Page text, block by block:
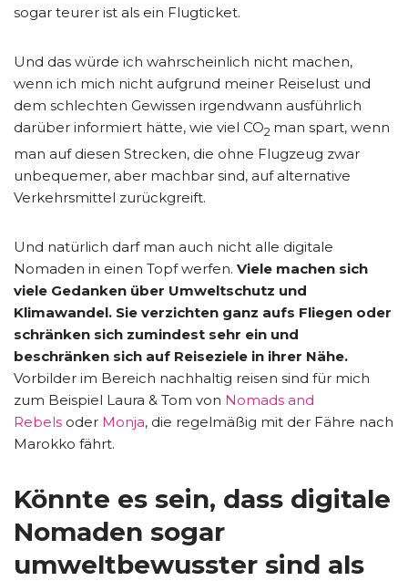
sogar teurer ist als ein Flugticket.
Und das würde ich wahrscheinlich nicht machen,
wenn ich mich nicht aufgrund meiner Reiselust und
dem schlechten Gewissen irgendwann ausführlich
darüber informiert hätte, wie viel CO2 man spart, wenn
man auf diesen Strecken, die ohne Flugzeug zwar
unbequemer, aber machbar sind, auf alternative
Verkehrsmittel zurückgreift.
Und natürlich darf man auch nicht alle digitale
Nomaden in einen Topf werfen. Viele machen sich
viele Gedanken über Umweltschutz und
Klimawandel. Sie verzichten ganz aufs Fliegen oder
schränken sich zumindest sehr ein und
beschränken sich auf Reiseziele in ihrer Nähe.
Vorbilder im Bereich nachhaltig reisen sind für mich
zum Beispiel Laura & Tom von Nomads and
Rebels oder Monja, die regelmäßig mit der Fähre nach
Marokko fährt.
Könnte es sein, dass digitale
Nomaden sogar
umweltbewusster sind als